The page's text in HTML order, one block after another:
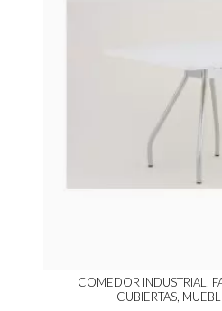
COMEDOR INDUSTRIAL,
CUBIERTAS,